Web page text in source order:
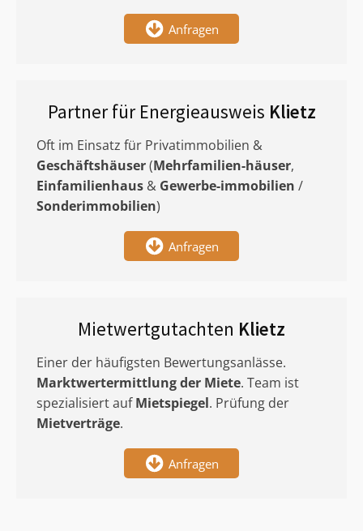
Anfragen
Partner für Energieausweis Klietz
Oft im Einsatz für Privatimmobilien &
Geschäftshäuser(Mehrfamilien-häuser,
Einfamilienhaus & Gewerbe-immobilien /
Sonderimmobilien)
Anfragen
Mietwertgutachten Klietz
Einer der häufigsten Bewertungsanlässe.
Marktwertermittlungder Miete. Team ist
spezialisiert aufMietspiegel. Prüfung der
Mietverträge.
Anfragen